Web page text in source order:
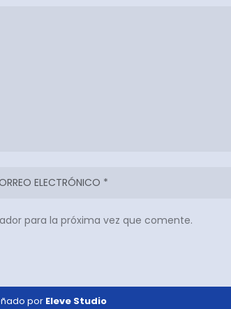
para la próxima vez que comente.
por Eleve Studio